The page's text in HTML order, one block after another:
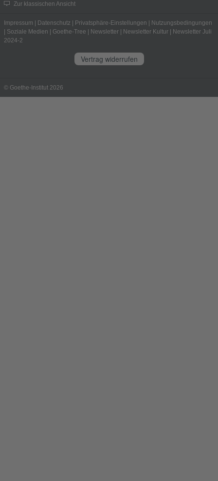
Zur klassischen Ansicht
Impressum Datenschutz Privatsphäre-Einstellungen
Nutzungsbedingungen
Soziale Medien Goethe-Tree Newsletter Newsletter Kultur
Newsletter Juli
2024-2
Vertrag widerrufen
© Goethe-Institut 2026